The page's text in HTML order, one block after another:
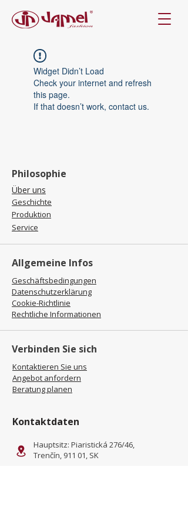
Widget Didn’t Load
Check your internet and refresh
this page.
If that doesn’t work, contact us.
Philosophie
Über uns
Geschichte
Produktion
Service
Allgemeine Infos
Geschäftsbedingungen
Datenschutzerklärung
Cookie-Richtlinie
Rechtliche Informationen
Verbinden Sie sich
Kontaktieren Sie uns
Angebot anfordern
Beratung planen
Kontaktdaten
Hauptsitz: Piaristická 276/46,
Trenčín, 911 01, SK